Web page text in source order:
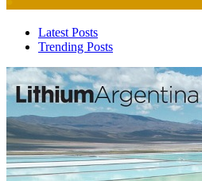
Latest Posts
Trending Posts